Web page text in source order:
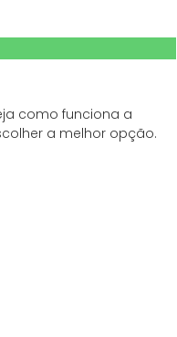
como funciona a
a melhor opção.